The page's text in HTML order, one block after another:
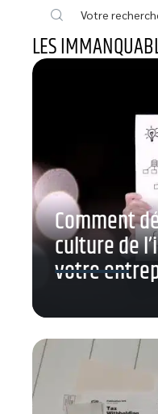
LES
Comment
culture de
votre